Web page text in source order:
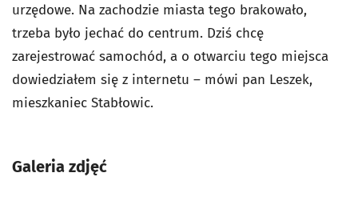
urzędowe. Na zachodzie miasta tego brakowało,
trzeba było jechać do centrum. Dziś chcę
zarejestrować samochód, a o otwarciu tego miejsca
dowiedziałem się z internetu – mówi pan Leszek,
mieszkaniec Stabłowic.
Galeria zdjęć